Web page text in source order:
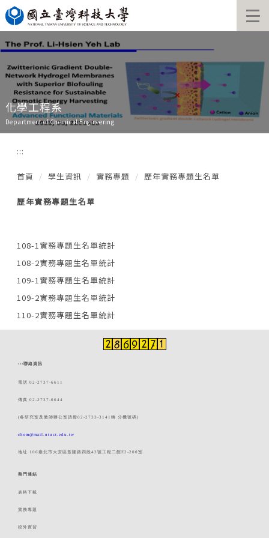
跳
到
主
要
內
容
區
化學工程系
Department of Chemical Engineering
:::
首頁 學生資訊 實務專題 歷年實務專題生名單
歷年實務專題生名單
108-1實務專題生名單統計
108-2實務專題生名單統計
109-1實務專題生名單統計
109-2實務專題生名單統計
110-2實務專題生名單統計
::: 聯絡資訊
電話 02-2737-6611
傳真 02-2737-6644
(各研究室及教師辦公室請撥02-2733-3141轉 分機號碼)
chem@mail.ntust.edu.tw
地址 106臺北市大安區基隆路四段43號工程二館E2-200室
熱門連結
表格下載
實務專題
校外實習